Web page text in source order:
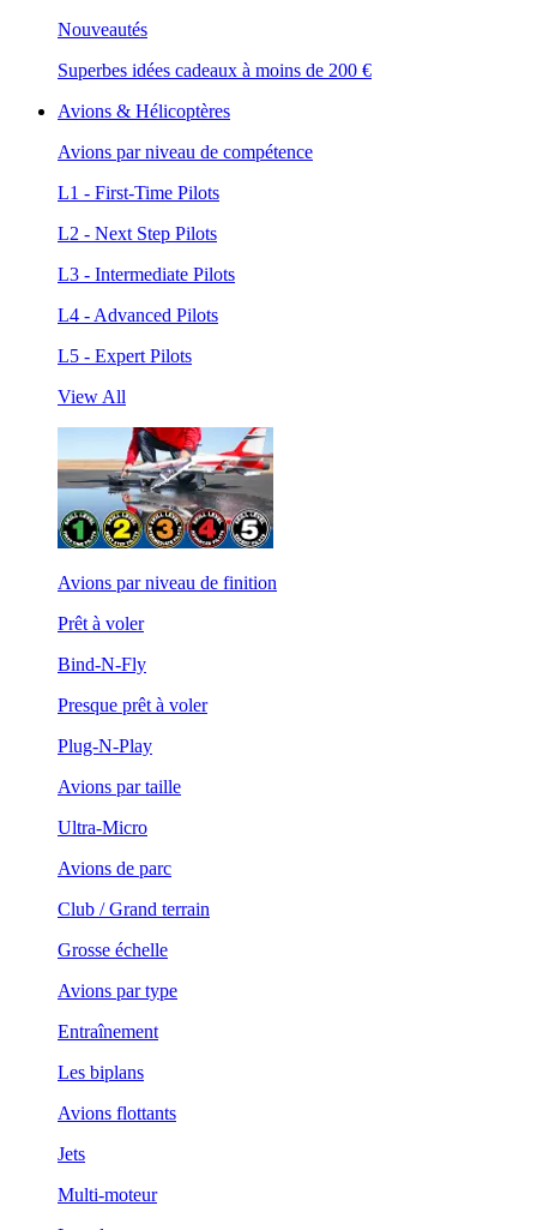
Nouveautés
Superbes idées cadeaux à moins de 200 €
Avions & Hélicoptères
Avions par niveau de compétence
L1 - First-Time Pilots
L2 - Next Step Pilots
L3 - Intermediate Pilots
L4 - Advanced Pilots
L5 - Expert Pilots
View All
Avions par niveau de finition
Prêt à voler
Bind-N-Fly
Presque prêt à voler
Plug-N-Play
Avions par taille
Ultra-Micro
Avions de parc
Club / Grand terrain
Grosse échelle
Avions par type
Entraînement
Les biplans
Avions flottants
Jets
Multi-moteur